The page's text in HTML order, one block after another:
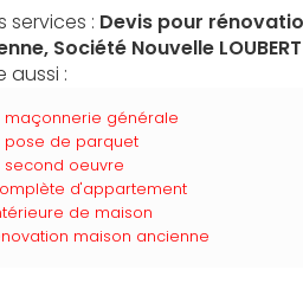
services : Devis pour
Société Nouvelle LOUBERT
aussi :
maçonnerie générale
pose de parquet
second oeuvre
d'appartement
de maison
maison ancienne